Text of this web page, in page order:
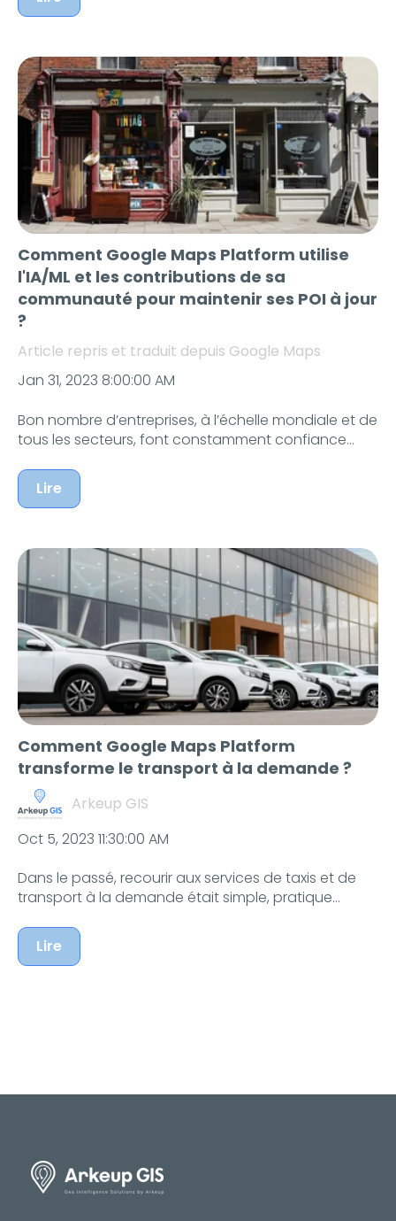
Comment Google Maps Platform utilise
l'IA/ML et les contributions de sa
communauté pour maintenir ses POI à jour
?
Article repris et traduit depuis Google Maps
Jan 31, 2023 8:00:00 AM
Bon nombre d’entreprises, à l’échelle mondiale et de
tous les secteurs, font constamment confiance...
Lire
Comment Google Maps Platform
transforme le transport à la demande ?
Arkeup GIS
Oct 5, 2023 11:30:00 AM
Dans le passé, recourir aux services de taxis et de
transport à la demande était simple, pratique...
Lire